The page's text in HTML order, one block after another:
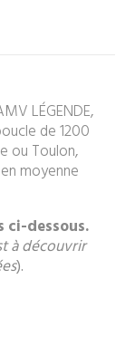
LÉGENDE,
de 1200
ou Toulon,
moyenne
ci-dessous.
à découvrir
).